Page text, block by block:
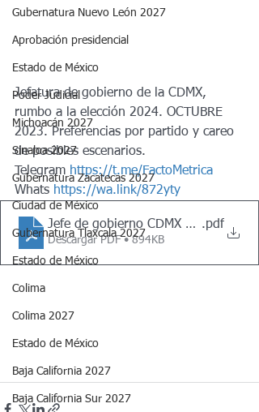
Gubernatura Nuevo León 2027
Aprobación presidencial
Estado de México
Poder Judicial
Michoacán 2027
Sinaloa 2027
Gubernatura Zacatecas 2027
Ciudad de México
Gubernatura Tlaxcala 2027
Estado de México
Colima
Colima 2027
Estado de México
Baja California 2027
Baja California Sur 2027
Jefatura de gobierno de la CDMX,
rumbo a la elección 2024. OCTUBRE
2023. Preferencias por partido y careo
de posibles escenarios.
Telegram https://t.me/FactoMetrica
Whats https://wa.link/872yty
Jefe de gobierno CDMX 2024 -
.pdf
Descargar PDF • 894KB